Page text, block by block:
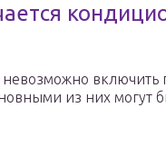
включить
из них могут